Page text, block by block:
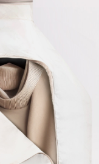
確認頁面所載為準。
通過，訂單將自動取
你分期系統評分，恕無
月結算日後寄送繳費提
灣大直營門市／銀行轉
稱本公司）所提供，讓
商店將買賣／分期付款
交帳款。
方式。 讓您購物簡單
至「AFTEE先享後付」
結帳。
結，可透過四大超商／
完成。
需要取消訂單，請聯絡
效，需透過AFTEE先享